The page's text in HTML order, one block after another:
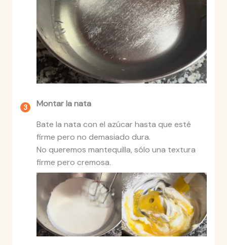
Montar la nata
Bate la nata con el azúcar hasta que esté
firme pero no demasiado dura.
No queremos mantequilla, sólo una textura
firme pero cremosa.